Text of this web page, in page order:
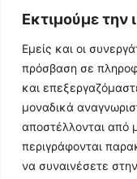
Εκτιμούμε την
Εμείς και οι
πρόσβαση σε
και
μοναδικά
αποστέλλονται από
περιγράφονται
να συναινέσετε